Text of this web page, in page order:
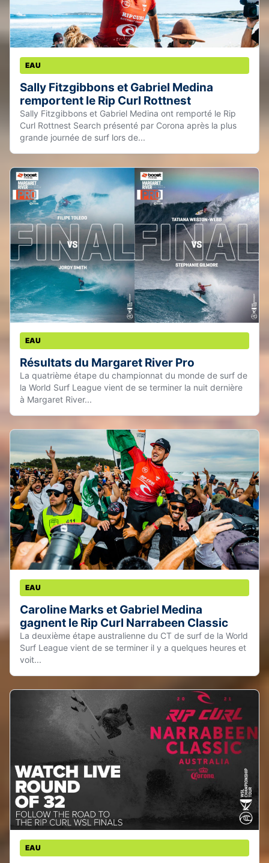
EAU
Sally Fitzgibbons et Gabriel Medina
remportent le Rip Curl Rottnest
Sally Fitzgibbons et Gabriel Medina ont remporté le Rip
Curl Rottnest Search présenté par Corona après la plus
grande journée de surf lors de...
EAU
Résultats du Margaret River Pro
La quatrième étape du championnat du monde de surf de
la World Surf League vient de se terminer la nuit dernière
à Margaret River...
EAU
Caroline Marks et Gabriel Medina
gagnent le Rip Curl Narrabeen Classic
La deuxième étape australienne du CT de surf de la World
Surf League vient de se terminer il y a quelques heures et
voit...
EAU